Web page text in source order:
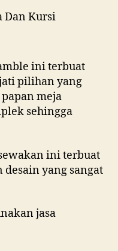
ini terbuat
pilihan yang
meja
sehingga
ini terbuat
yang sangat
jasa